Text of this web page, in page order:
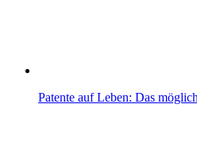
Patente auf Leben: Das